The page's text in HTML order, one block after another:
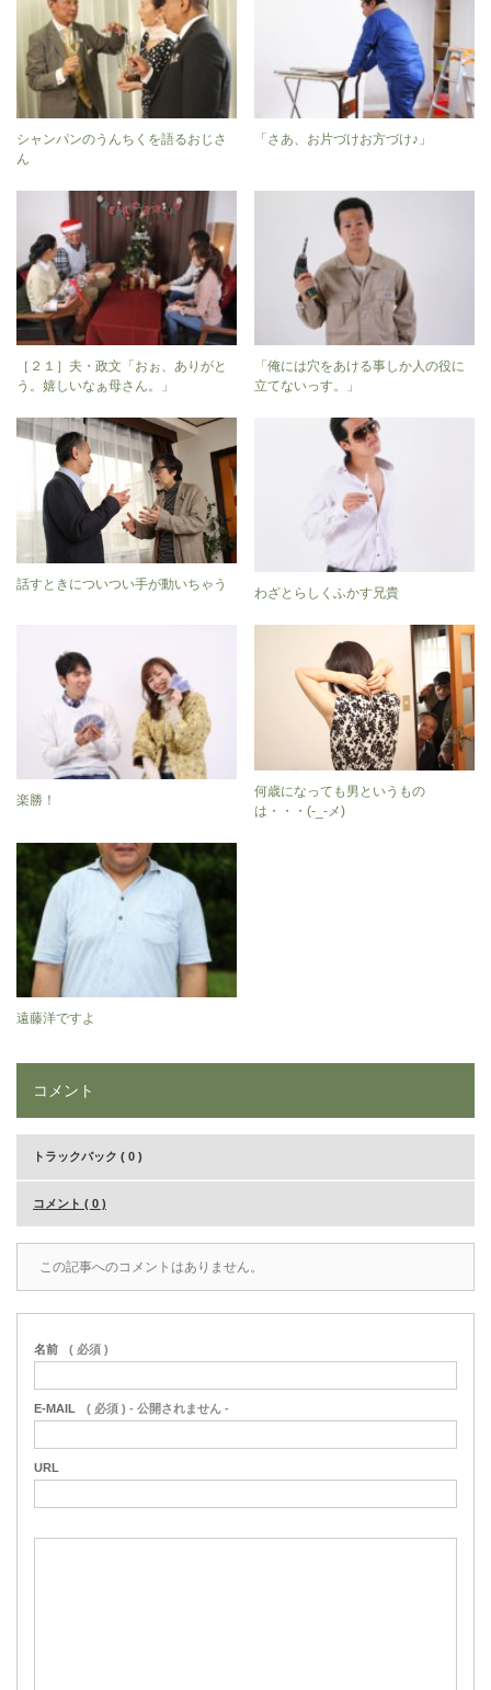
シャンパンのうんちくを語るおじさ
ん
「さあ、お片づけお方づけ♪」
［２１］夫・政文「おぉ、ありがと
う。嬉しいなぁ母さん。」
「俺には穴をあける事しか人の役に
立てないっす。」
話すときについつい手が動いちゃう
わざとらしくふかす兄貴
楽勝！
何歳になっても男というもの
は・・・(-_-メ)
遠藤洋ですよ
コメント
トラックバック ( 0 )
コメント ( 0 )
この記事へのコメントはありません。
名前 ( 必須 )
E-MAIL ( 必須 ) - 公開されません -
URL